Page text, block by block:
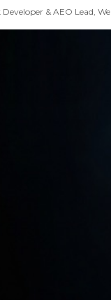
& AEO Lead,